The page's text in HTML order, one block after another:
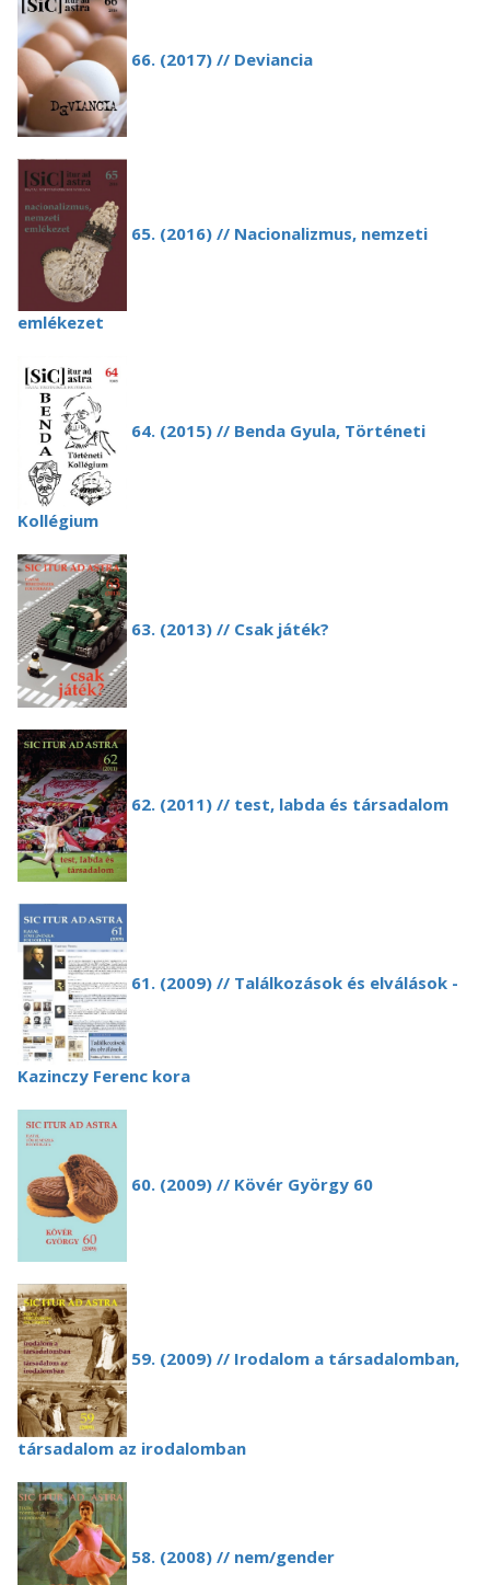
66. (2017) // Deviancia
65. (2016) // Nacionalizmus, nemzeti
emlékezet
64. (2015) // Benda Gyula, Történeti
Kollégium
63. (2013) // Csak játék?
62. (2011) // test, labda és társadalom
61. (2009) // Találkozások és elválások -
Kazinczy Ferenc kora
60. (2009) // Kövér György 60
59. (2009) // Irodalom a társadalomban,
társadalom az irodalomban
58. (2008) // nem/gender